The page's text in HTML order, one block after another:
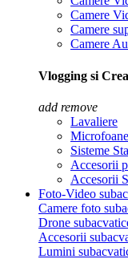
Camere
Camere
Camere
Vlogging si
add remove
Lavaliere
Microfoane
Sisteme
Accesorii
Accesorii
Foto-Video
Camere foto
Drone
Accesorii
Lumini